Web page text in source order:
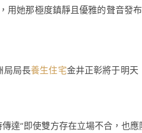
用她那極度鎮靜且優雅的聲音發
局局長養生住宅金井正彰將于明
達“即使雙方存在立場不合，也應